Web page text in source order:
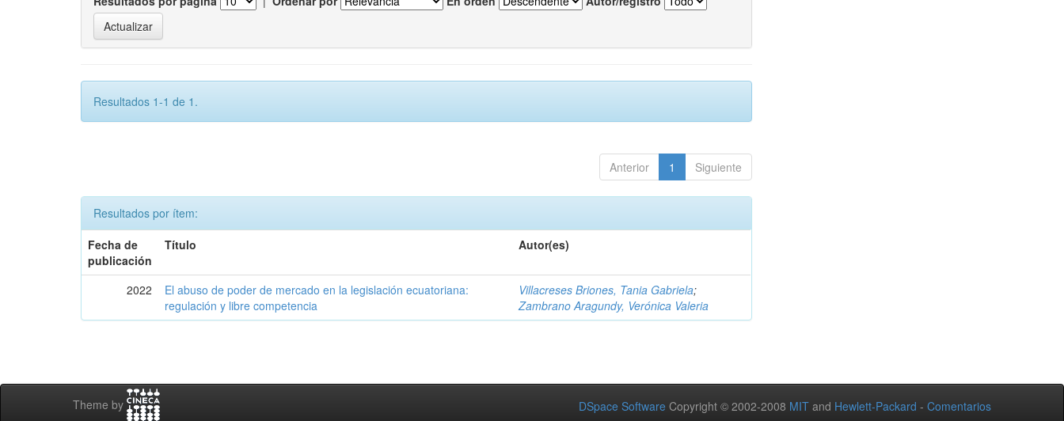
Resultados 1-1 de 1.
Anterior 1 Siguiente
Resultados por ítem:
Fecha de
publicación
Título Autor(es)
2022
El abuso de poder de mercado en la legislación ecuatoriana:
regulación y libre competencia
Villacreses Briones, Tania Gabriela;
Zambrano Aragundy, Verónica Valeria
Theme by DSpace Software Copyright © 2002-2008 MIT and Hewlett-Packard - Comentarios